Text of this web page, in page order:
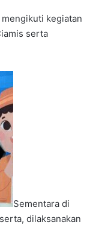
kegiatan
serta
Sementara di
dilaksanakan